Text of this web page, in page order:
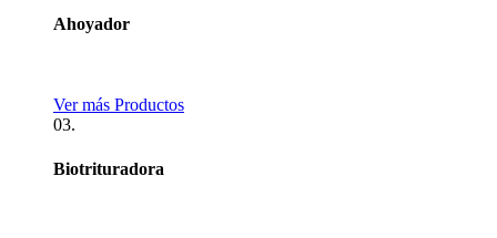
Ahoyador
Ver más Productos
03.
Biotrituradora